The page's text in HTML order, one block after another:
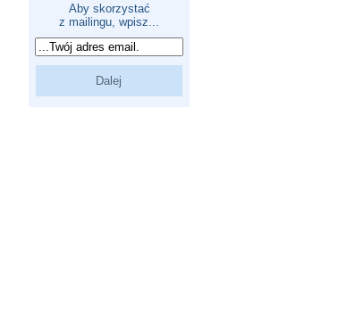
Aby skorzystać
z mailingu, wpisz...